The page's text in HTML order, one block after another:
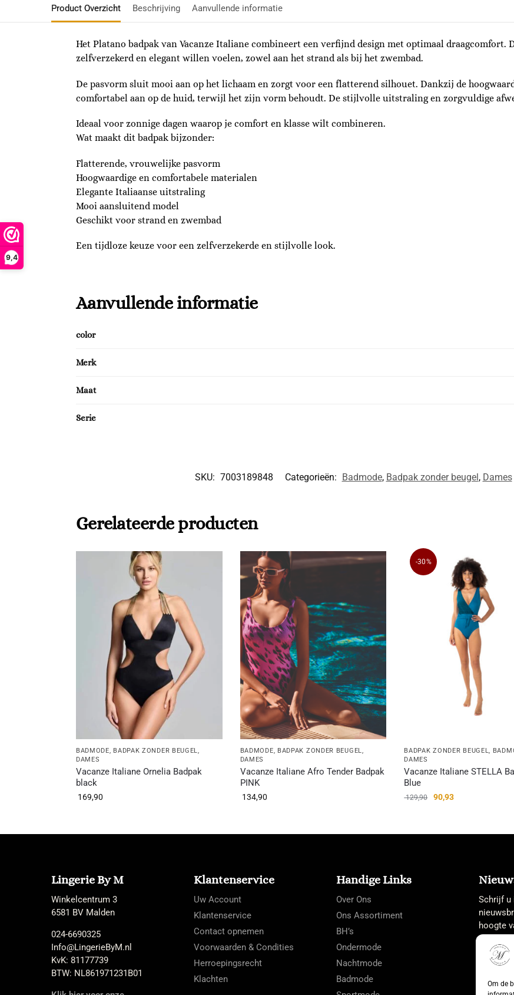
9,4
Om de
Product Overzicht Beschrijving Aanvullende informatie
Het Platano badpak van Vacanze Italiane combineert een verfijnd design met optimaal
zelfverzekerd en elegant willen voelen, zowel aan het strand als bij het zwembad.
De pasvorm sluit mooi aan op het lichaam en zorgt voor een flatterend silhouet. Dankzij de
comfortabel aan op de huid, terwijl het zijn vorm behoudt. De stijlvolle uitstraling en zorgvuldige
Ideaal voor zonnige dagen waarop je comfort en klasse wilt combineren.
Wat maakt dit badpak bijzonder:
Flatterende, vrouwelijke pasvorm
Hoogwaardige en comfortabele materialen
Elegante Italiaanse uitstraling
Mooi aansluitend model
Geschikt voor strand en zwembad
Een tijdloze keuze voor een zelfverzekerde en stijlvolle look.
Aanvullende informatie
color
Merk
Maat
Serie
SKU: 7003189848 Categorieën: Badmode, Badpak zonder beugel , Dames
Gerelateerde producten
BADMODE, BADPAK ZONDER BEUGEL,
DAMES
Vacanze Italiane Ornelia Badpak
black
169,90
BADMODE, BADPAK ZONDER BEUGEL,
DAMES
Vacanze Italiane Afro Tender Badpak
PINK
134,90
-30%
BADPAK ZONDER BEUGEL,
DAMES
Vacanze Italiane STELLA
Blue
129,90 90,93
Lingerie By M
Winkelcentrum 3
6581 BV Malden
024-6690325
Info@LingerieByM.nl
KvK: 81177739
BTW: NL861971231B01
Klantenservice
Uw Account
Klantenservice
Contact opnemen
Voorwaarden & Condities
Herroepingsrecht
Klachten
Handige Links
Over Ons
Ons Assortiment
BH’s
Ondermode
Nachtmode
Badmode
Schrijf u
hoogte